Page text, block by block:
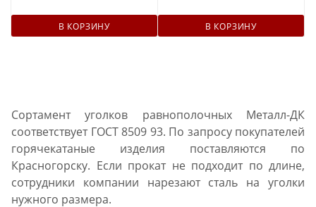
В КОРЗИНУ В КОРЗИНУ
Сортамент уголков равнополочных Металл-ДК
соответствует ГОСТ 8509 93. По запросу покупателей
горячекатаные изделия поставляются по
Красногорску. Если прокат не подходит по длине,
сотрудники компании нарезают сталь на уголки
нужного размера.